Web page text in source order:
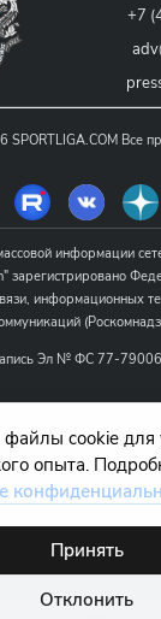
+7
SPORTLIGA.COM Все
информации
зарегистрировано
информационных
Эл № ФС 77-
-
издания
О.Н.
СМИ сетевого издания
Хаимов Д.И.
18+
cookie для
опыта.
Принять
Отклонить